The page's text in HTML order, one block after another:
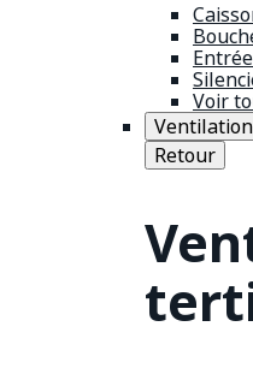
Voir
Retour